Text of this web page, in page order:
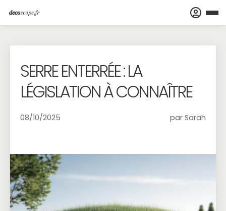
SERRE ENTERRÉE : LA
LÉGISLATION À CONNAÎTRE
08/10/2025 par Sarah